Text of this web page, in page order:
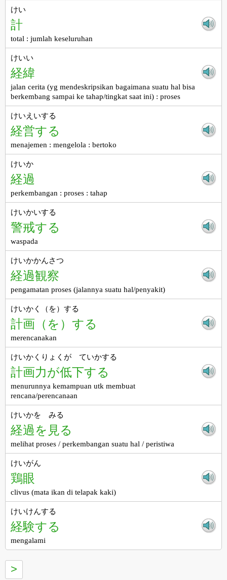
けい
計
total : jumlah keseluruhan
けいい
経緯
jalan cerita (yg mendeskripsikan bagaimana suatu hal bisa
berkembang sampai ke tahap/tingkat saat ini) : proses
けいえいする
経営する
menajemen : mengelola : bertoko
けいか
経過
perkembangan : proses : tahap
けいかいする
警戒する
waspada
けいかかんさつ
経過観察
pengamatan proses (jalannya suatu hal/penyakit)
けいかく（を）する
計画（を）する
merencanakan
けいかくりょくが ていかする
計画力が低下する
menurunnya kemampuan utk membuat
rencana/perencanaan
けいかを みる
経過を見る
melihat proses / perkembangan suatu hal / peristiwa
けいがん
鶏眼
clivus (mata ikan di telapak kaki)
けいけんする
経験する
mengalami
>